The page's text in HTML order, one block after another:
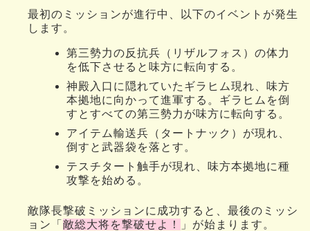
最初のミッションが進行中、以下のイベントが発生
します。
第三勢力の反抗兵（リザルフォス）の体力
を低下させると味方に転向する。
神殿入口に隠れていたギラヒム現れ、味方
本拠地に向かって進軍する。ギラヒムを倒
すとすべての第三勢力が味方に転向する。
アイテム輸送兵（タートナック）が現れ、
倒すと武器袋を落とす。
テスチタート触手が現れ、味方本拠地に種
攻撃を始める。
敵隊長撃破ミッションに成功すると、最後のミッシ
ョン「 敵総大将を撃破せよ！
」が始まります。